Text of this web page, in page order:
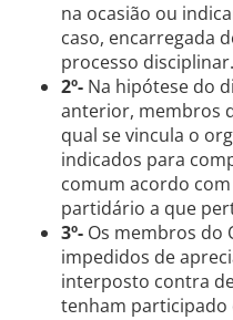
na ocasião ou
caso, encarregada
processo disciplinar.
2º- Na hipótese do
anterior, membros
qual se vincula o
indicados para
comum acordo
partidário a que
3º- Os membros do
impedidos de
interposto contra
tenham participado